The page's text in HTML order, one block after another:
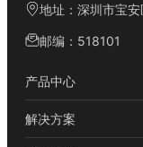
地址：深圳市宝
邮编：518101
产品中心
解决方案